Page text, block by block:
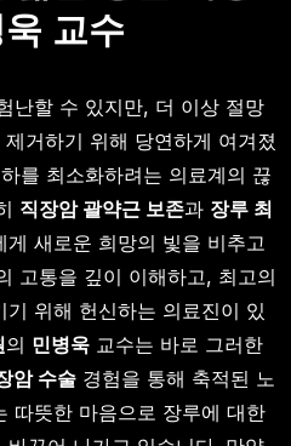
교수
난할 수 있지만, 더 이상 절망
거하기 위해 당연하게 여겨졌
를 최소화하려는 의료계의 끊
직장암 괄약근 보존과 장루 최
새로운 희망의 빛을 비추고
고통을 깊이 이해하고, 최고의
위해 헌신하는 의료진이 있
의 민병욱 교수는 바로 그러한
암 수술 경험을 통해 축적된 노
따뜻한 마음으로 장루에 대한